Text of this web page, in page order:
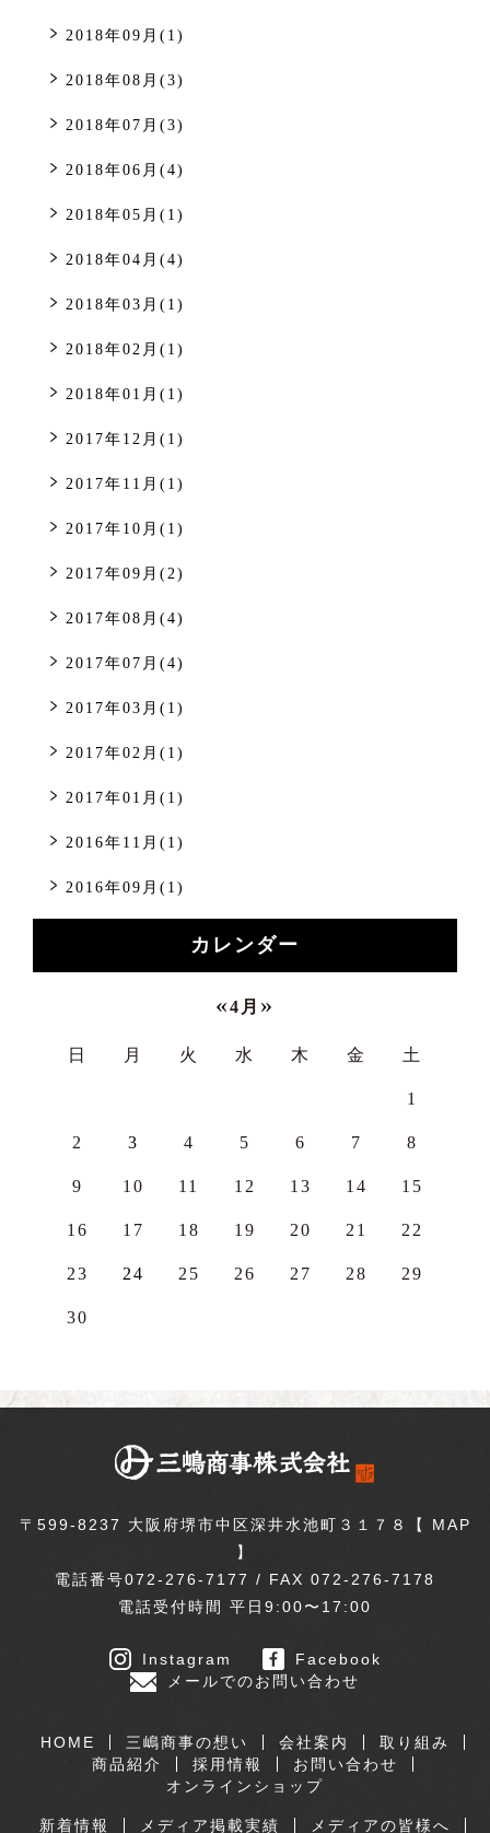
2018年09月(1)
2018年08月(3)
2018年07月(3)
2018年06月(4)
2018年05月(1)
2018年04月(4)
2018年03月(1)
2018年02月(1)
2018年01月(1)
2017年12月(1)
2017年11月(1)
2017年10月(1)
2017年09月(2)
2017年08月(4)
2017年07月(4)
2017年03月(1)
2017年02月(1)
2017年01月(1)
2016年11月(1)
2016年09月(1)
カレンダー
«4月 »
日 月 火 水 木 金 土
1
2 3 4 5 6 7 8
9 10 11 12 13 14 15
16 17 18 19 20 21 22
23 24 25 26 27 28 29
30
〒599-8237 大阪府堺市中区深井水池町３１７８【 MAP
】
電話番号072-276-7177 / FAX 072-276-7178
電話受付時間 平日9:00〜17:00
Instagram
Facebook
メールでのお問い合わせ
HOME 三嶋商事の想い 会社案内
取り組み
商品紹介
採用情報
お問い合わせ
オンラインショップ
新着情報 メディア掲載実績 メディアの皆様へ